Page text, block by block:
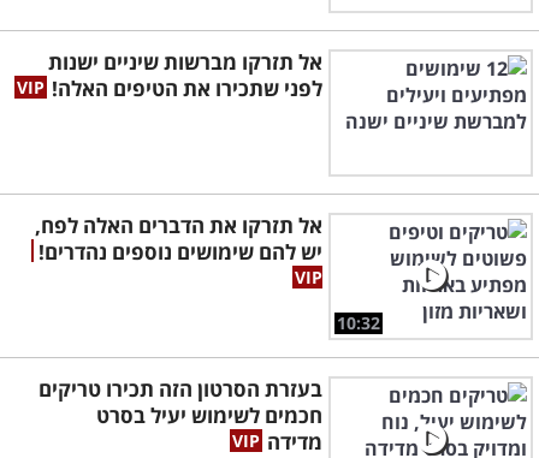
אל תזרקו מברשות שיניים ישנות
לפני שתכירו את הטיפים האלה!
10:32
אל תזרקו את הדברים האלה לפח,
יש להם שימושים נוספים נהדרים!
בעזרת הסרטון הזה תכירו טריקים
חכמים לשימוש יעיל בסרט
מדידה